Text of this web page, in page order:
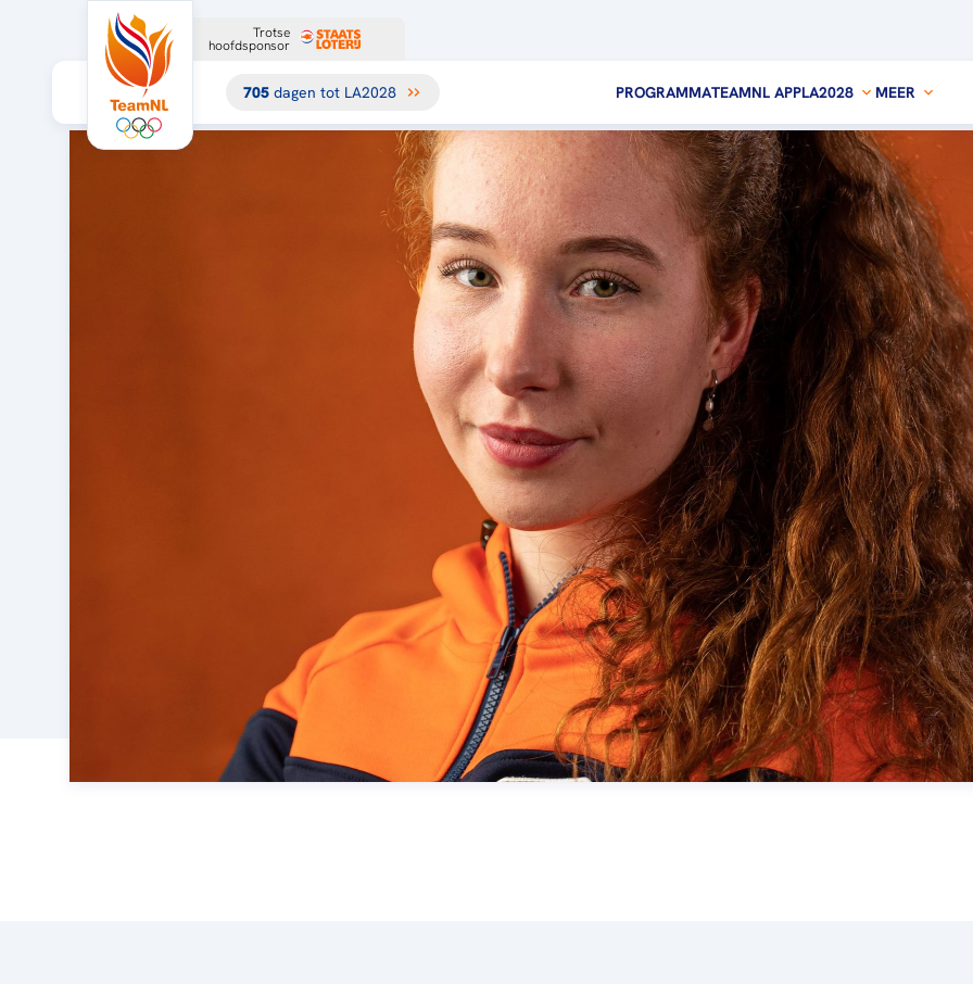
Trotse
hoofdsponsor
705 dagen tot LA2028 PROGRAMMATEAMNL APPLA2028 MEER